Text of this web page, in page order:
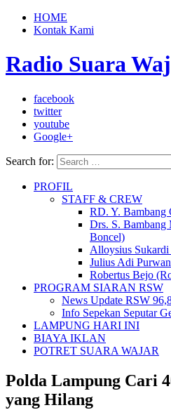
HOME
Kontak Kami
Radio Suara
facebook
twitter
youtube
Google+
Search for:
PROFIL
STAFF & CREW
RD. Y. Bambang
Drs. S.
Boncel)
Alloysius
Julius Adi
Robertus Bejo
PROGRAM SIARAN RSW
News Update RSW
Info Sepekan Seputar
LAMPUNG HARI INI
BIAYA IKLAN
POTRET SUARA WAJAR
Polda Lampung Cari
yang Hilang